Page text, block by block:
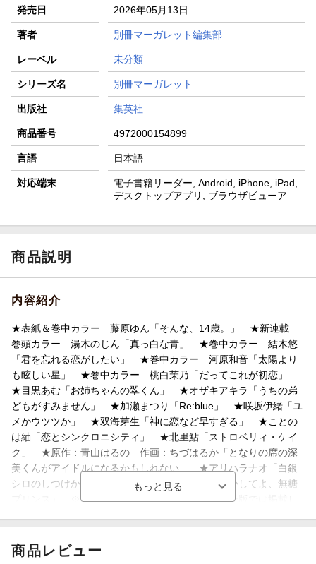
発売日 2026年05月13日
著者 別冊マーガレット編集部
レーベル 未分類
シリーズ名 別冊マーガレット
出版社 集英社
商品番号 4972000154899
言語 日本語
対応端末
電子書籍リーダー, Android, iPhone, iPad,
デスクトップアプリ, ブラウザビューア
商品説明
内容紹介
★表紙＆巻中カラー 藤原ゆん「そんな、14歳。」 ★新連載
巻頭カラー 湯木のじん「真っ白な青」 ★巻中カラー 結木悠
「君を忘れる恋がしたい」 ★巻中カラー 河原和音「太陽より
も眩しい星」 ★巻中カラー 桃白茉乃「だってこれが初恋」
★目黒あむ「お姉ちゃんの翠くん」 ★オザキアキラ「うちの弟
どもがすみません」 ★加瀬まつり「Re:blue」 ★咲坂伊緒「ユ
メかウツツか」 ★双海芽生「神に恋など早すぎる」 ★ことの
は紬「恋とシンクロニシティ」 ★北里鮎「ストロベリィ・ケイ
ク」 ★原作：青山はるの 作画：ちづはるか「となりの席の深
美くんがアイドルになるかもしれない」 ★アリハラナオ「白銀
シロのしつけかた」 ★読みきり 泉麦歩「甘やかしてよ、無糖
プリンス」 ※紙版に掲載されている記事は、電子版では掲載し
商品レビュー